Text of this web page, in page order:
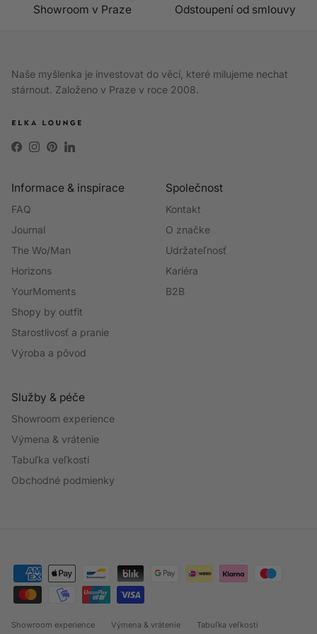
Showroom v Praze Odstoupení od smlouvy
Naše myšlenka je investovat do věcí, které milujeme nechat
stárnout. Založeno v Praze v roce 2008.
Facebook
Instagram
PinterestLinkedIn
Informace & inspirace
FAQ
Journal
The Wo/Man
Horizons
YourMoments
Shopy by outfit
Starostlivosť a pranie
Výroba a pôvod
Společnost
Kontakt
O značke
Udržateľnosť
Kariéra
B2B
Služby & péče
Showroom experience
Výmena & vrátenie
Tabuľka veľkostí
Obchodné podmienky
Showroom experience Výmena & vrátenie Tabuľka veľkostí